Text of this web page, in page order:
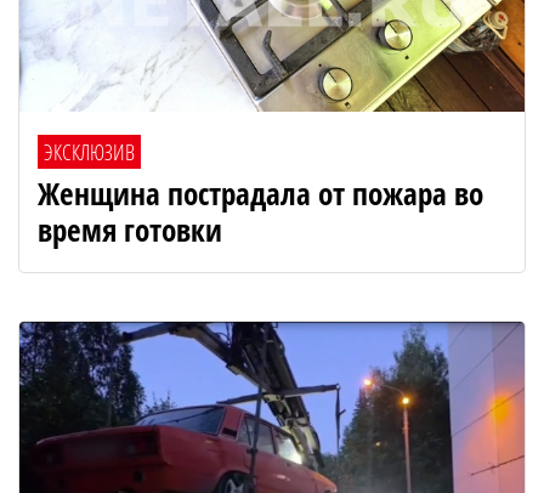
ЭКСКЛЮЗИВ
Женщина пострадала от пожара во
время готовки